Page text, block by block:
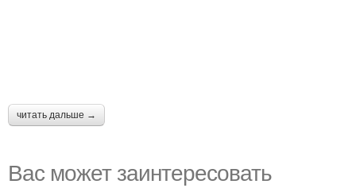
читать дальше →
Вас может заинтересовать